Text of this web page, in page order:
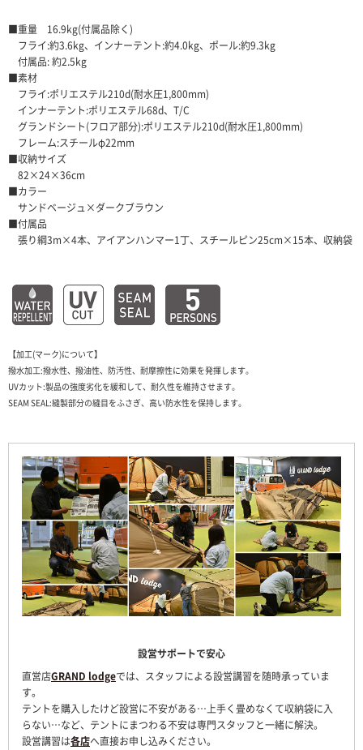
■重量 16.9kg(付属品除く)
フライ:約3.6kg、インナーテント:約4.0kg、ポール:約9.3kg
付属品: 約2.5kg
■素材
フライ:ポリエステル210d(耐水圧1,800mm)
インナーテント:ポリエステル68d、T/C
グランドシート(フロア部分):ポリエステル210d(耐水圧1,800mm)
フレーム:スチールφ22mm
■収納サイズ
82×24×36cm
■カラー
サンドベージュ×ダークブラウン
■付属品
張り綱3m×4本、アイアンハンマー1丁、スチールピン25cm×15本、収納袋
【加工(マーク)について】
撥水加工:撥水性、撥油性、防汚性、耐摩擦性に効果を発揮します。
UVカット:製品の強度劣化を緩和して、耐久性を維持させます。
SEAM SEAL:縫製部分の縫目をふさぎ、高い防水性を保持します。
設営サポートで安心
直営店GRAND lodgeでは、スタッフによる設営講習を随時承っていま
す。
テントを購入したけど設営に不安がある…上手く畳めなくて収納袋に入
らない…など、テントにまつわる不安は専門スタッフと一緒に解決。
設営講習は各店へ直接お申し込みください。